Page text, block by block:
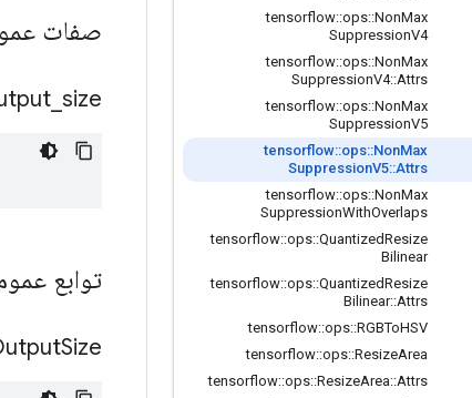
tensorflow::ops::NonMax
SuppressionV4
tensorflow::ops::NonMax
SuppressionV4::Attrs
tensorflow::ops::NonMax
SuppressionV5
tensorflow::ops::NonMax
SuppressionV5::Attrs
tensorflow::ops::NonMax
SuppressionWithOverlaps
tensorflow::ops::QuantizedResize
Bilinear
tensorflow::ops::QuantizedResize
Bilinear::Attrs
tensorflow::ops::RGBToHSV
tensorflow::ops::ResizeArea
tensorflow::ops::ResizeArea::Attrs
صفات
size
توابع
Size